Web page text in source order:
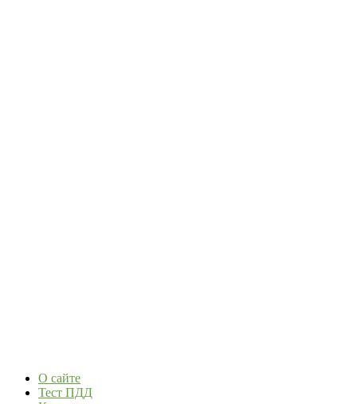
О сайте
Тест ПДД